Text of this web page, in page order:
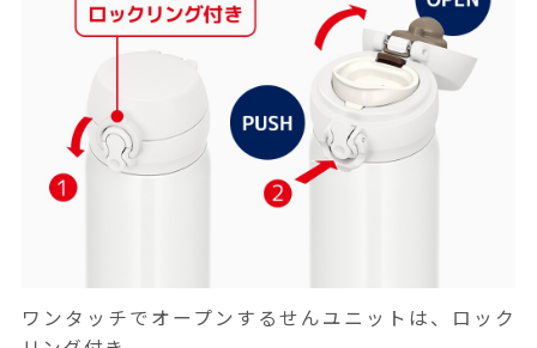
ワンタッチでオープンするせんユニットは、ロック